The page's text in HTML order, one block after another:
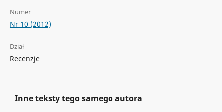
Numer
Nr 10 (2012)
Dział
Recenzje
Inne teksty tego samego autora